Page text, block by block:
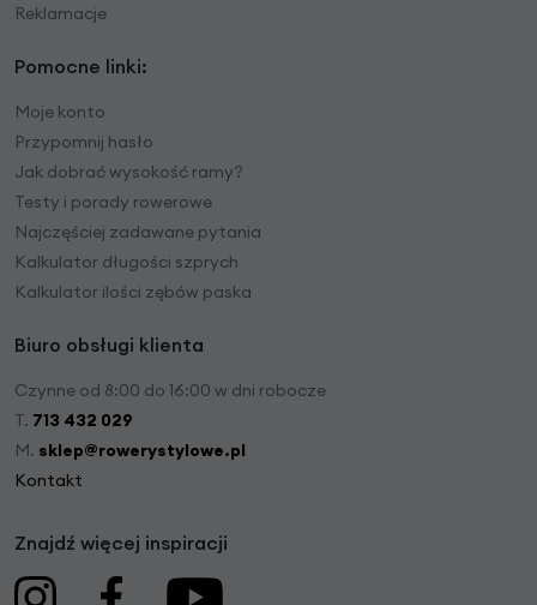
Reklamacje
Pomocne linki:
Moje konto
Przypomnij hasło
Jak dobrać wysokość ramy?
Testy i porady rowerowe
Najczęściej zadawane pytania
Kalkulator długości szprych
Kalkulator ilości zębów paska
Biuro obsługi klienta
Czynne od 8:00 do 16:00 w dni robocze
T. 713 432 029
M. sklep@rowerystylowe.pl
Kontakt
Znajdź więcej inspiracji